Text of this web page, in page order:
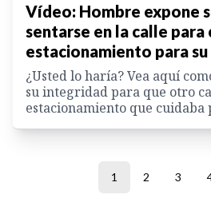
Vídeo: Hombre expone
sentarse en la calle para
estacionamiento para su
¿Usted lo haría? Vea aquí
su integridad para que otro
estacionamiento que cuidaba
1 2 3